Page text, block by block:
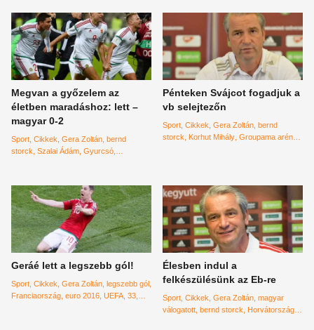
Megvan a győzelem az
életben maradáshoz: lett –
magyar 0-2
Sport Cikkek Gera Zoltán bernd
storck Szalai Ádám Gyurcsó
Pénteken Svájcot fogadjuk a
vb selejtezőn
Sport Cikkek Gera Zoltán bernd
storck
Korhut Mihály Groupama aréna
Geráé lett a legszebb gól!
Sport Cikkek Gera Zoltán legszebb gól
Franciaország euro 2016 UEFA 33
Élesben indul a
felkészülésünk az Eb-re
Sport Cikkek Gera Zoltán magyar
válogatott bernd storck
Horvátország